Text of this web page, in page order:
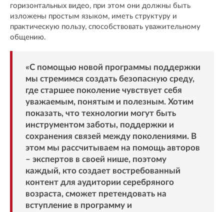
горизонтальных видео, при этом они должны быть
изложены простым языком, иметь структуру и
практическую пользу, способствовать уважительному
общению.
«С помощью новой программы поддержки
мы стремимся создать безопасную среду,
где старшее поколение чувствует себя
уважаемым, понятым и полезным. Хотим
показать, что технологии могут быть
инструментом заботы, поддержки и
сохранения связей между поколениями. В
этом мы рассчитываем на помощь авторов
– экспертов в своей нише, поэтому
каждый, кто создает востребованный
контент для аудитории серебряного
возраста, сможет претендовать на
вступление в программу и